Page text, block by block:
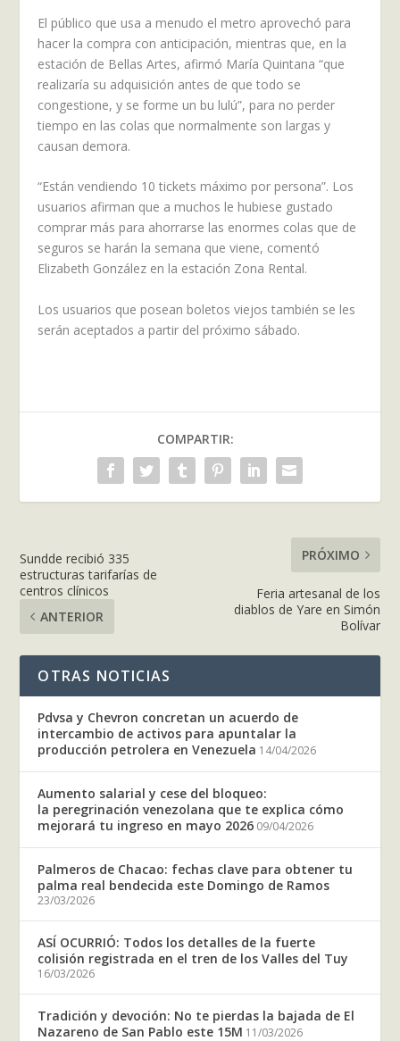
El público que usa a menudo el metro aprovechó para
hacer la compra con anticipación, mientras que, en la
estación de Bellas Artes, afirmó María Quintana “que
realizaría su adquisición antes de que todo se
congestione, y se forme un bu lulú”, para no perder
tiempo en las colas que normalmente son largas y
causan demora.
“Están vendiendo 10 tickets máximo por persona”. Los
usuarios afirman que a muchos le hubiese gustado
comprar más para ahorrarse las enormes colas que de
seguros se harán la semana que viene, comentó
Elizabeth González en la estación Zona Rental.
Los usuarios que posean boletos viejos también se les
serán aceptados a partir del próximo sábado.
COMPARTIR:
Sundde recibió 335
estructuras tarifarías de
centros clínicos
ANTERIOR
PRÓXIMO
Feria artesanal de los
diablos de Yare en Simón
Bolívar
OTRAS NOTICIAS
Pdvsa y Chevron concretan un acuerdo de
intercambio de activos para apuntalar la
producción petrolera en Venezuela 14/04/2026
Aumento salarial y cese del bloqueo:
la peregrinación venezolana que te explica cómo
mejorará tu ingreso en mayo 2026 09/04/2026
Palmeros de Chacao: fechas clave para obtener tu
palma real bendecida este Domingo de Ramos
23/03/2026
ASÍ OCURRIÓ: Todos los detalles de la fuerte
colisión registrada en el tren de los Valles del Tuy
16/03/2026
Tradición y devoción: No te pierdas la bajada de El
Nazareno de San Pablo este 15M 11/03/2026